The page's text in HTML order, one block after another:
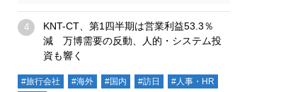
KNT-CT、第1四半期は営業利益53.3％
減 万博需要の反動、人的・システム投
資も響く
#旅行会社 #海外 #国内 #訪日 #人事・HR